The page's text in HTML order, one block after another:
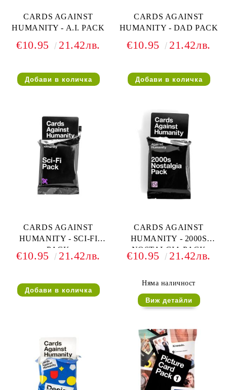
CARDS AGAINST
HUMANITY - A.I. PACK
€10.95 21.42лв.
CARDS AGAINST
HUMANITY - DAD PACK
€10.95 21.42лв.
CARDS AGAINST
HUMANITY - SCI-FI
PACK
€10.95 21.42лв.
CARDS AGAINST
HUMANITY - 2000S
NOSTALGIA PACK
€10.95 21.42лв.
Няма наличност
Виж детайли